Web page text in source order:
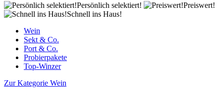
Persönlich selektiert!
Preiswert!
Schnell ins Haus!
Wein
Sekt & Co.
Port & Co.
Probierpakete
Top-Winzer
Zur Kategorie Wein